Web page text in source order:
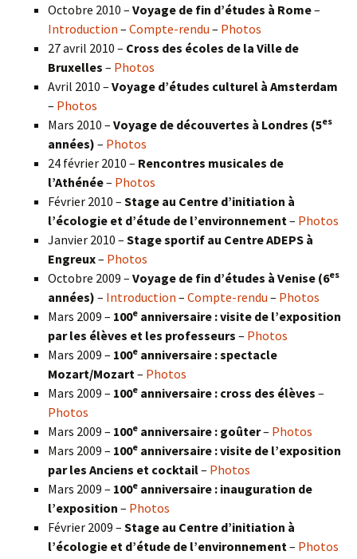
Octobre 2010 – Voyage de fin d’études à Rome–
Introduction – Compte-rendu – Photos
27 avril 2010 – Cross des écoles de la Ville de
Bruxelles – Photos
Avril 2010 – Voyage d’études culturel à Amsterdam
– Photos
Mars 2010 – Voyage de découvertes à Londres (5es
années) – Photos
24 février 2010 – Rencontres musicales de
l’Athénée– Photos
Février 2010 – Stage au Centre d’initiation à
l’écologie et d’étude de l’environnement – Photos
Janvier 2010 – Stage sportif au Centre ADEPS à
Engreux– Photos
Octobre 2009 – Voyage de fin d’études à Venise (6es
années) – Introduction – Compte-rendu – Photos
Mars 2009 – 100e anniversaire : visite de l’exposition
par les élèves et les professeurs – Photos
Mars 2009 – 100e anniversaire : spectacle
Mozart/Mozart – Photos
Mars 2009 – 100e anniversaire : cross des élèves –
Photos
Mars 2009 – 100e anniversaire : goûter– Photos
Mars 2009 – 100e anniversaire : visite de l’exposition
par les Anciens et cocktail– Photos
Mars 2009 – 100e anniversaire : inauguration de
l’exposition – Photos
Février 2009 – Stage au Centre d’initiation à
l’écologie et d’étude de l’environnement – Photos